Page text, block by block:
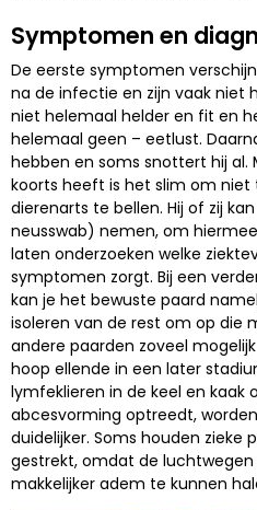
Symptomen en
De eerste symptomen
na de infectie en zijn vaak niet
niet helemaal helder en fit en
helemaal geen – eetlust.
hebben en soms snottert hij al.
koorts heeft is het slim om
dierenarts te bellen. Hij of zij
neusswab) nemen, om
laten onderzoeken welke
symptomen zorgt. Bij een
kan je het bewuste paard
isoleren van de rest om op die
andere paarden zoveel
hoop ellende in een later
lymfeklieren in de keel en kaak
abcesvorming optreedt,
duidelijker. Soms houden
gestrekt, omdat de
makkelijker adem te kunnen